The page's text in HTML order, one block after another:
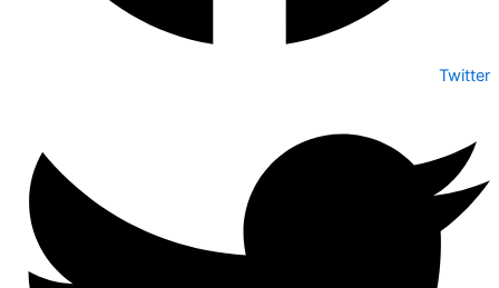
Twitter